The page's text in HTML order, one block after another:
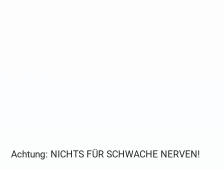
Achtung: NICHTS FÜR SCHWACHE NERVEN!